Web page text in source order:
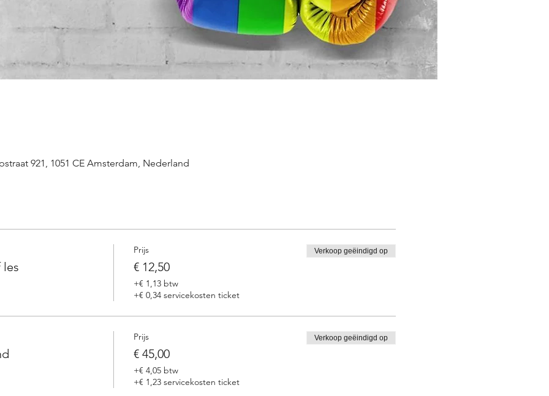
921, 1051 CE Amsterdam, Nederland
les
Prijs
€ 12,50
+€ 1,13 btw
+€ 0,34 servicekosten ticket
Verkoop geëindigd op
Prijs
€ 45,00
+€ 4,05 btw
+€ 1,23 servicekosten ticket
Verkoop geëindigd op